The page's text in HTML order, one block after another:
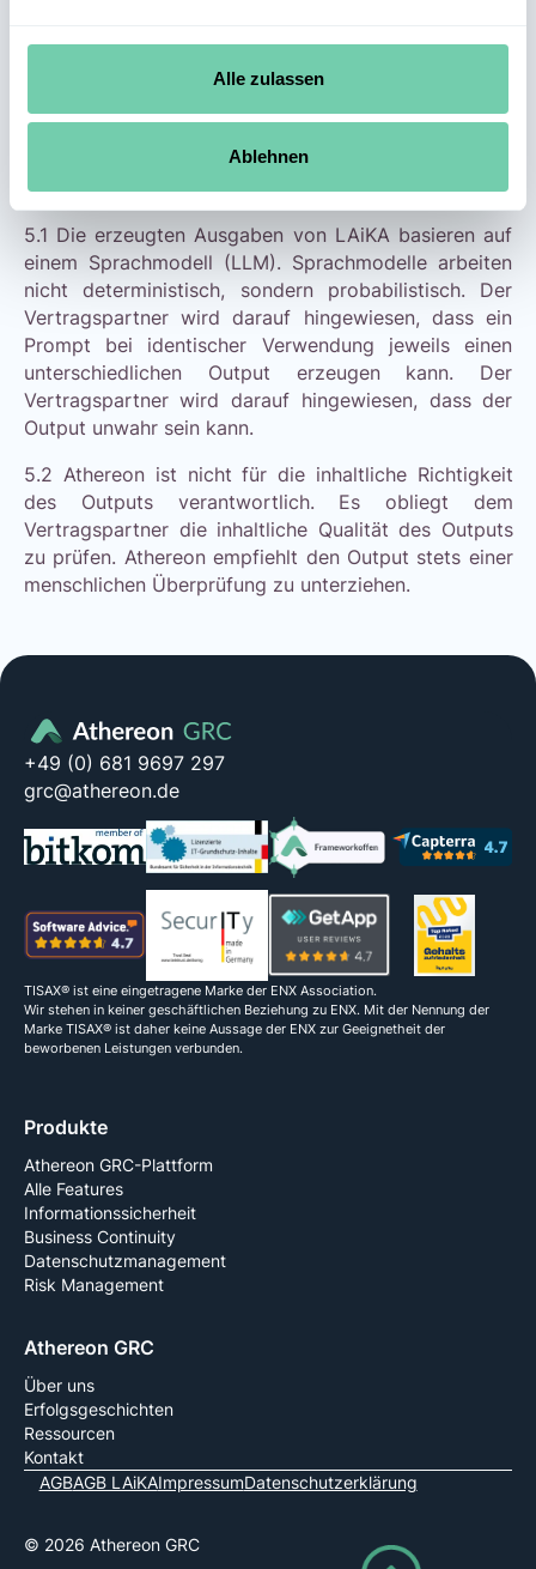
Alle zulassen
Ablehnen
4.3 Es obliegt dem Vertragspartner, die weitere
Verwendung eines Outputs auf Rechtmäßigkeit zu
Dritter eingreift.
5.1 Die erzeugten Ausgaben von LAiKA basieren auf
einem Sprachmodell (LLM). Sprachmodelle arbeiten
nicht deterministisch, sondern probabilistisch. Der
Vertragspartner wird darauf hingewiesen, dass ein
Prompt bei identischer Verwendung jeweils einen
unterschiedlichen Output erzeugen kann. Der
Vertragspartner wird darauf hingewiesen, dass der
Output unwahr sein kann.
5.2 Athereon ist nicht für die inhaltliche Richtigkeit
des Outputs verantwortlich. Es obliegt dem
Vertragspartner die inhaltliche Qualität des Outputs
zu prüfen. Athereon empfiehlt den Output stets einer
menschlichen Überprüfung zu unterziehen.
+49 (0) 681 9697 297
grc@athereon.de
TISAX® ist eine eingetragene Marke der ENX Association.
Wir stehen in keiner geschäftlichen Beziehung zu ENX. Mit der Nennung der
Marke TISAX® ist daher keine Aussage der ENX zur Geeignetheit der
beworbenen Leistungen verbunden.
Produkte
Athereon GRC-Plattform
Alle Features
Informationssicherheit
Business Continuity
Datenschutzmanagement
Risk Management
Athereon GRC
Über uns
Erfolgsgeschichten
Ressourcen
Kontakt
© 2026 Athereon GRC
AGBAGB LAiKAImpressumDatenschutzerklärung